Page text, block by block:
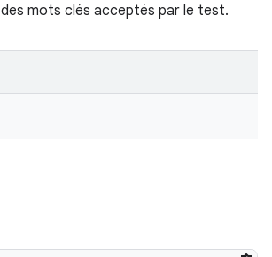
des mots clés acceptés par le test.